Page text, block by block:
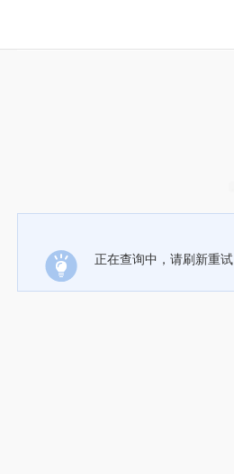
正在查询中，请刷新重试